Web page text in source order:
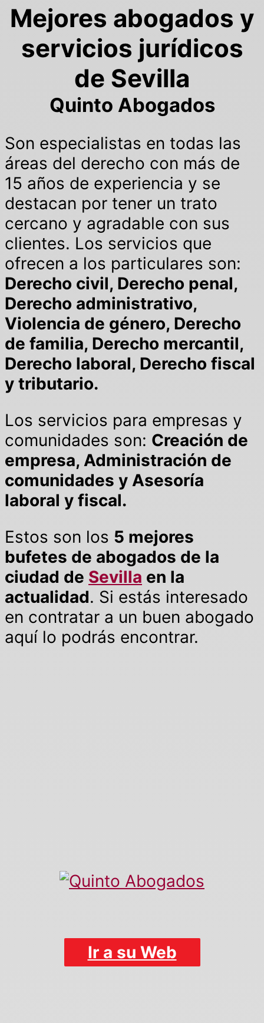
Mejores abogados y
servicios jurídicos
de Sevilla
Quinto Abogados
Son especialistas en todas las
áreas del derecho con más de
15 años de experiencia y se
destacan por tener un trato
cercano y agradable con sus
clientes. Los servicios que
ofrecen a los particulares son:
Derecho civil, Derecho penal,
Derecho administrativo,
Violencia de género, Derecho
de familia, Derecho mercantil,
Derecho laboral, Derecho fiscal
y tributario.
Los servicios para empresas y
comunidades son: Creación de
empresa, Administración de
comunidades y Asesoría
laboral y fiscal.
Estos son los 5 mejores
bufetes de abogados de la
ciudad de Sevilla en la
actualidad. Si estás interesado
en contratar a un buen abogado
aquí lo podrás encontrar.
Ir a su Web